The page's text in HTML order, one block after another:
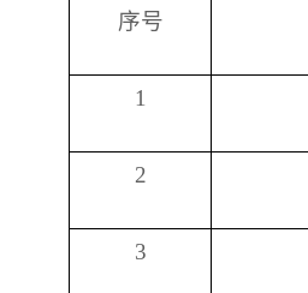
序号
1
2
3